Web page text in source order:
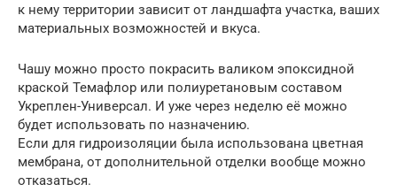
к нему территории зависит от ландшафта участка, ваших
материальных возможностей и вкуса.
Чашу можно просто покрасить валиком эпоксидной
краской Темафлор или полиуретановым составом
Укреплен-Универсал. И уже через неделю её можно
будет использовать по назначению.
Если для гидроизоляции была использована цветная
мембрана, от дополнительной отделки вообще можно
отказаться.